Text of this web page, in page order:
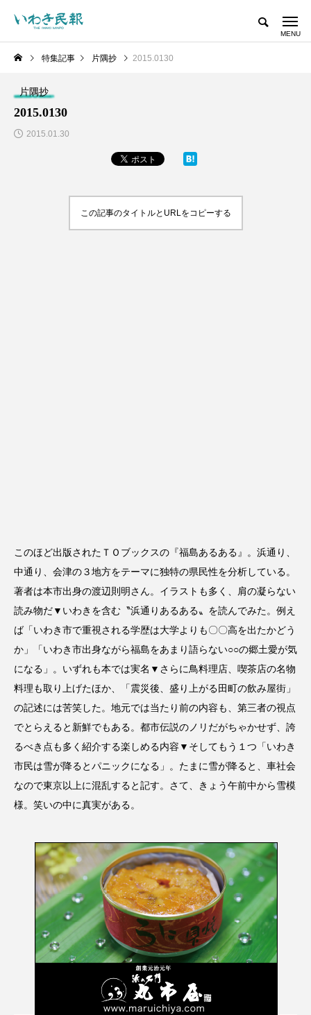
特集記事 片隅抄 2015.0130
片隅抄
2015.0130
2015.01.30
この記事のタイトルとURLをコピーする
このほど出版されたＴＯブックスの『福島あるある』。浜通り、
中通り、会津の３地方をテーマに独特の県民性を分析している。
著者は本市出身の渡辺則明さん。イラストも多く、肩の凝らない
読み物だ▼いわきを含む〝浜通りあるある〟を読んでみた。例え
ば「いわき市で重視される学歴は大学よりも〇〇高を出たかどう
か」「いわき市出身ながら福島をあまり語らない○○の郷土愛が気
になる」。いずれも本では実名▼さらに鳥料理店、喫茶店の名物
料理も取り上げたほか、「震災後、盛り上がる田町の飲み屋街」
の記述には苦笑した。地元では当たり前の内容も、第三者の視点
でとらえると新鮮でもある。都市伝説のノリだがちゃかせず、誇
るべき点も多く紹介する楽しめる内容▼そしてもう１つ「いわき
市民は雪が降るとパニックになる」。たまに雪が降ると、車社会
なので東京以上に混乱すると記す。さて、きょう午前中から雪模
様。笑いの中に真実がある。